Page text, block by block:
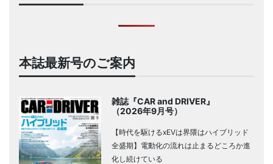
本誌最新号のご案内
雑誌『CAR and DRIVER』
（2026年9月号）
【時代を駆けるxEVは界隈はハイブリッド
全盛期】電動化の流れは止まるどころか進
化し続けている